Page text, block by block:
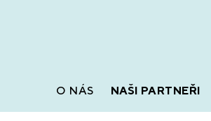
O NÁS NAŠI PARTNEŘI